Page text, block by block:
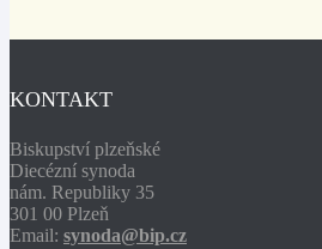
KONTAKT
Biskupství plzeňské
Diecézní synoda
nám. Republiky 35
301 00 Plzeň
Email: synoda@bip.cz